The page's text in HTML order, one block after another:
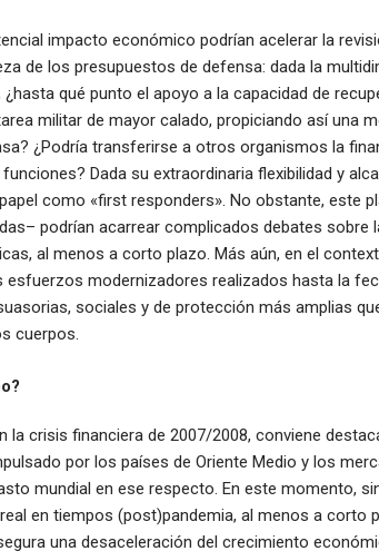
impacto económico podrían acelerar la
de los presupuestos de defensa: dada la
qué punto el apoyo a la capacidad de
militar de mayor calado, propiciando así una
¿Podría transferirse a otros organismos la
Dada su extraordinaria flexibilidad y
como «first responders». No obstante, este
podrían acarrear complicados debates sobre
al menos a corto plazo. Más aún, en el
esfuerzos modernizadores realizados hasta la
sociales y de protección más amplias
cuerpos.
la crisis financiera de 2007/2008, conviene
por los países de Oriente Medio y los
mundial en ese respecto. En este momento,
en tiempos (post)pandemia, al menos a corto
una desaceleración del crecimiento